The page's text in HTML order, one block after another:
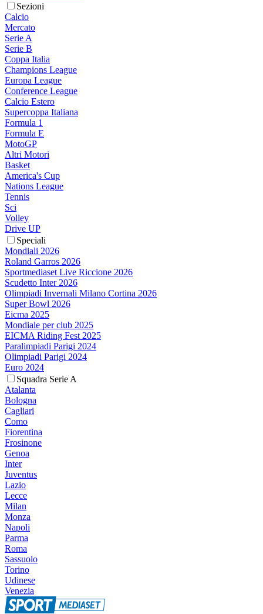
Sezioni
Calcio
Mercato
Serie A
Serie B
Coppa Italia
Champions League
Europa League
Conference League
Calcio Estero
Supercoppa Italiana
Formula 1
Formula E
MotoGP
Altri Motori
Basket
America's Cup
Nations League
Tennis
Sci
Volley
Drive UP
Speciali
Mondiali 2026
Roland Garros 2026
Sportmediaset Live Riccione 2026
Scudetto Inter 2026
Olimpiadi Invernali Milano Cortina 2026
Super Bowl 2026
Eicma 2025
Mondiale per club 2025
EICMA Riding Fest 2025
Paralimpiadi Parigi 2024
Olimpiadi Parigi 2024
Euro 2024
Squadra Serie A
Atalanta
Bologna
Cagliari
Como
Fiorentina
Frosinone
Genoa
Inter
Juventus
Lazio
Lecce
Milan
Monza
Napoli
Parma
Roma
Sassuolo
Torino
Udinese
Venezia